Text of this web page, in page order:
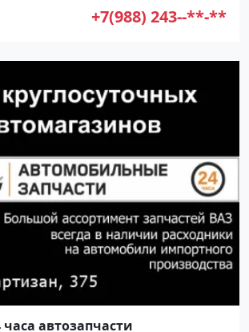
+7(988) 243--**-**
часа автозапчасти